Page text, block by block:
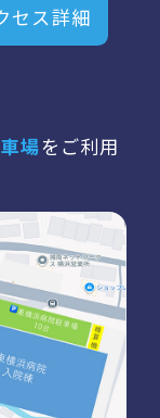
セス詳細
場をご利用